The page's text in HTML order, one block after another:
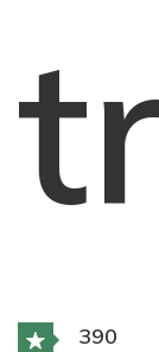
390